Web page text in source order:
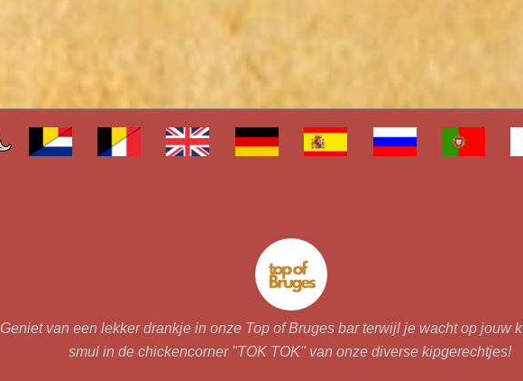
Geniet van een lekker drankje in onze Top of Bruges bar terwijl je wacht op jouw
smul in de chickencorner "TOK TOK" van onze diverse kipgerechtjes!